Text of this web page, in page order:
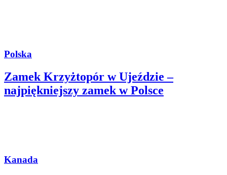
Polska
Zamek Krzyżtopór w Ujeździe –
najpiękniejszy zamek w Polsce
Kanada